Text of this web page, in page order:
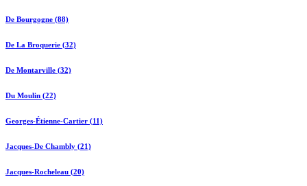
De Bourgogne (88)
De La Broquerie (32)
De Montarville (32)
Du Moulin (22)
Georges-Étienne-Cartier (11)
Jacques-De Chambly (21)
Jacques-Rocheleau (20)